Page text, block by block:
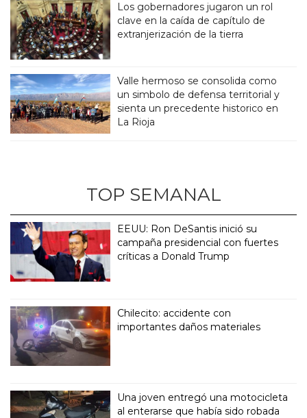
Los gobernadores jugaron un rol
clave en la caída de capítulo de
extranjerización de la tierra
Valle hermoso se consolida como
un simbolo de defensa territorial y
sienta un precedente historico en
La Rioja
TOP SEMANAL
EEUU: Ron DeSantis inició su
campaña presidencial con fuertes
críticas a Donald Trump
Chilecito: accidente con
importantes daños materiales
Una joven entregó una motocicleta
al enterarse que había sido robada